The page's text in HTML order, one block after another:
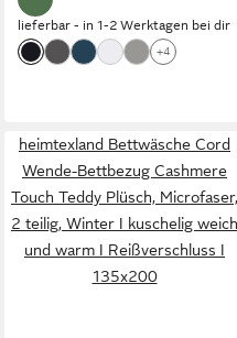
lieferbar - in 1-2 Werktagen bei dir
+4
heimtexland Bettwäsche Cord
Wende-Bettbezug Cashmere
Touch Teddy Plüsch, Microfaser,
2 teilig, Winter I kuschelig weich
und warm I Reißverschluss I
135x200